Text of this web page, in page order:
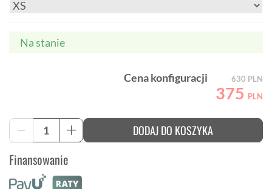
Na stanie
Cena konfiguracji 630 PLN
375 PLN
-
ilość
Damska
rowerowa
ASSOS
UMA
+ DODAJ DO KOSZYKA
Finansowanie